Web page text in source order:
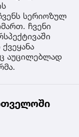
სერიოზულ
ჩვენი
აუცილებლად